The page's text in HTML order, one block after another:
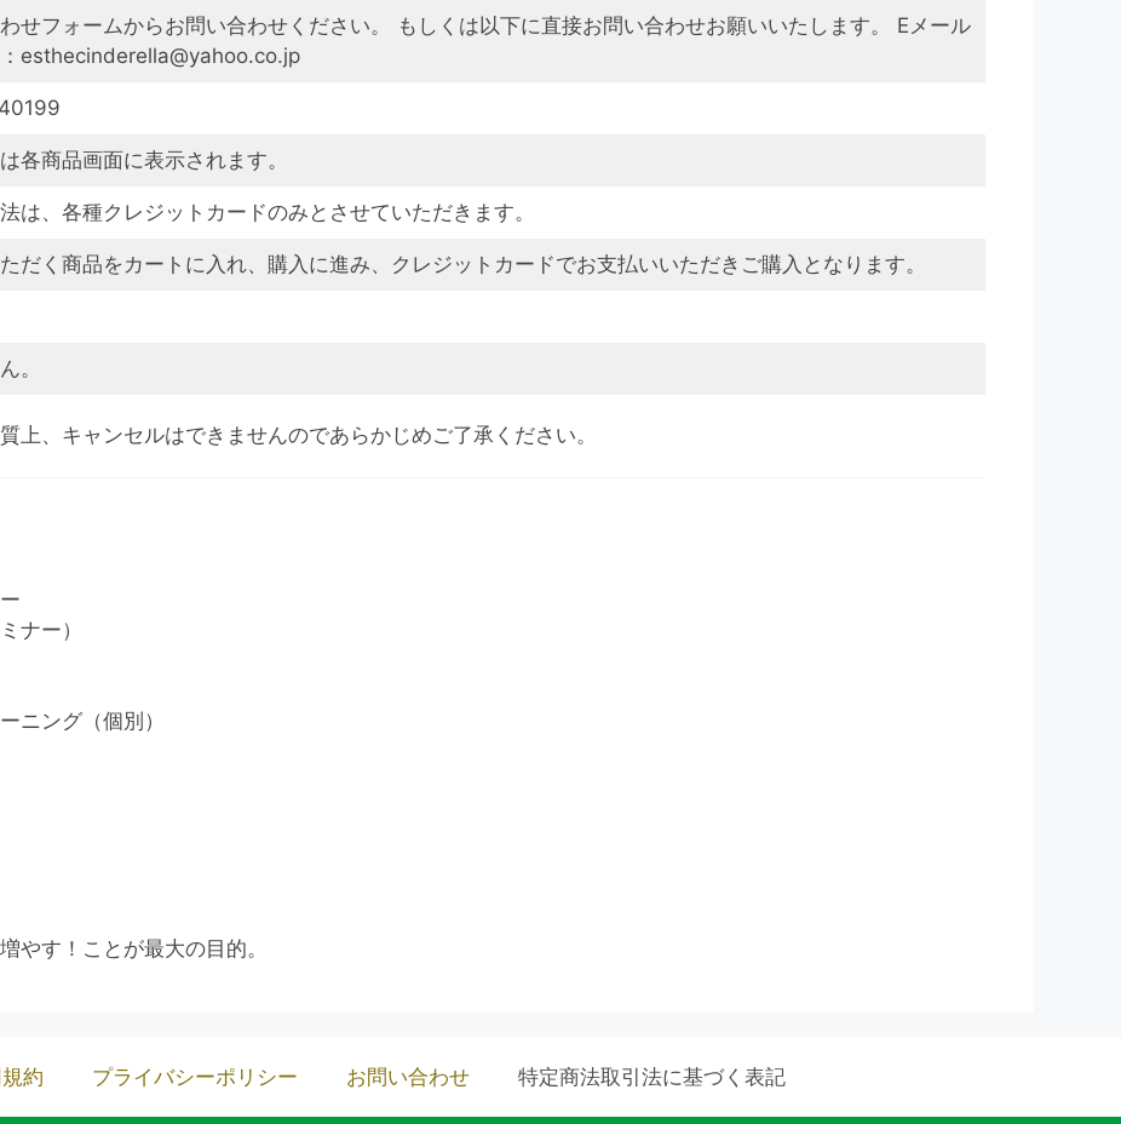
せフォームからお問い合わせください。 もしくは以下に直接お問い合わせお願いいたします。 Eメール
esthecinderella@yahoo.co.jp
各商品画面に表示されます。
は、各種クレジットカードのみとさせていただきます。
だく商品をカートに入れ、購入に進み、クレジットカードでお支払いいただきご購入となります。
。
上、キャンセルはできませんのであらかじめご了承ください。
ナー）
ニング（個別）
やす！ことが最大の目的。
約 プライバシーポリシー お問い合わせ 特定商法取引法に基づく表記